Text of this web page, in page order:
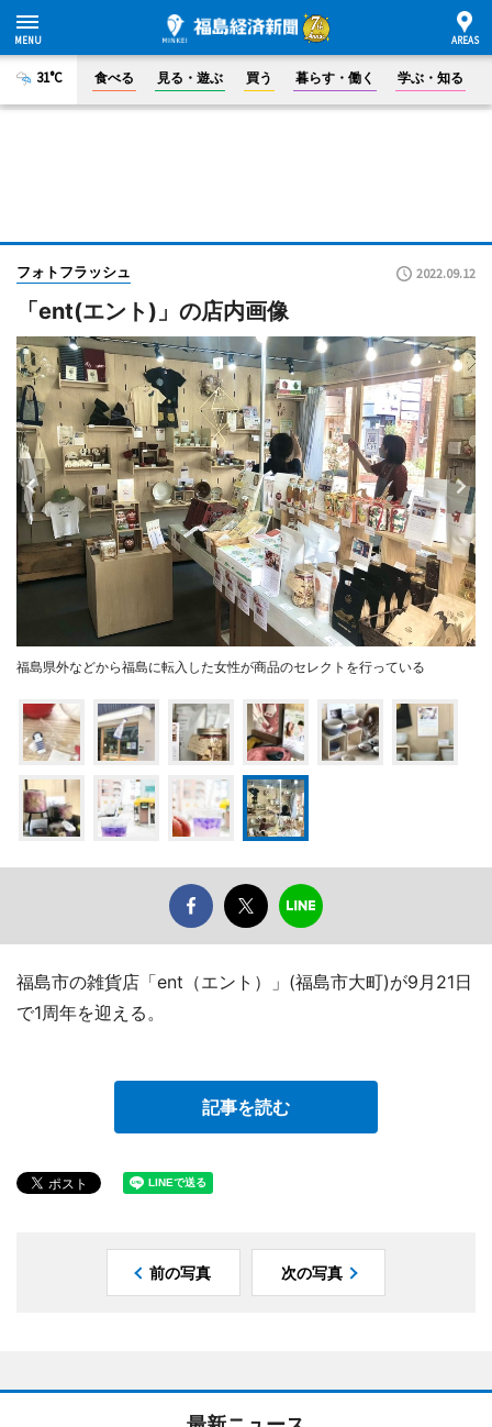
31°C 食べる 見る・遊ぶ 買う 暮らす・働く 学ぶ・知る
フォトフラッシュ 2022.09.12
「ent(エント)」の店内画像
福島県外などから福島に転入した女性が商品のセレクトを行っている
福島市の雑貨店「ent（エント）」(福島市大町)が9月21日
で1周年を迎える。
記事を読む
前の写真 次の写真